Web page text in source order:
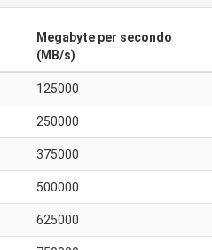
Megabyte per secondo
(MB/s)
125000
250000
375000
500000
625000